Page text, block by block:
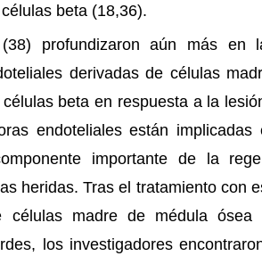
beta (18,36).
profundizaron aún más en
derivadas de células
beta en respuesta a la
endoteliales están
importante de la
heridas. Tras el tratamiento con
células madre de médula ósea
los investigadores